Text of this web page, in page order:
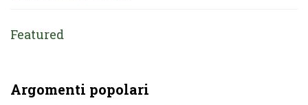
Featured
Argomenti popolari